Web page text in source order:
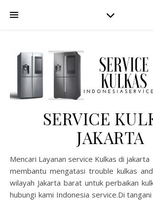
SERVICE
JAKARTA
Mencari Layanan service Kulkas di jakarta terpercaya untuk
membantu mengatasi trouble kulkas
wilayah Jakarta barat untuk perbaikan
hubungi kami Indonesia service.Di